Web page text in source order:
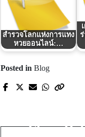
สำรวจโลกแห่งการแทง
หวยออนไลน์:…
Posted in Blog
Revitalize
Floor